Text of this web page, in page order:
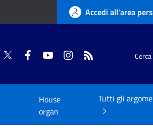
Accedi all'area
Twitter FacebookYouTubeInstagram Cerca
House
organ
Tutti gli